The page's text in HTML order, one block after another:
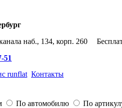
наб., 134, корп. 260
51
runflat Контакты
По автомобилю По